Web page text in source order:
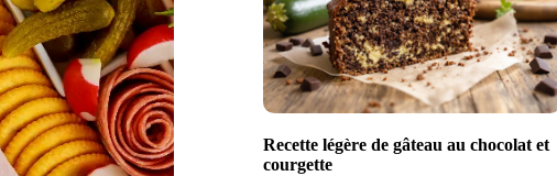
Recette légère de gâteau au chocolat et
courgette